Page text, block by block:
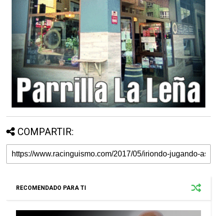
COMPARTIR:
RECOMENDADO PARA TI